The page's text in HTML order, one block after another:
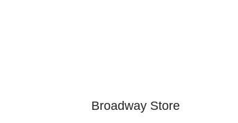
Broadway Store